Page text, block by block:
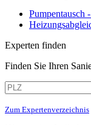
Pumpentausch
Experten finden
Finden Sie Ihren
Zum Expertenverzeichnis